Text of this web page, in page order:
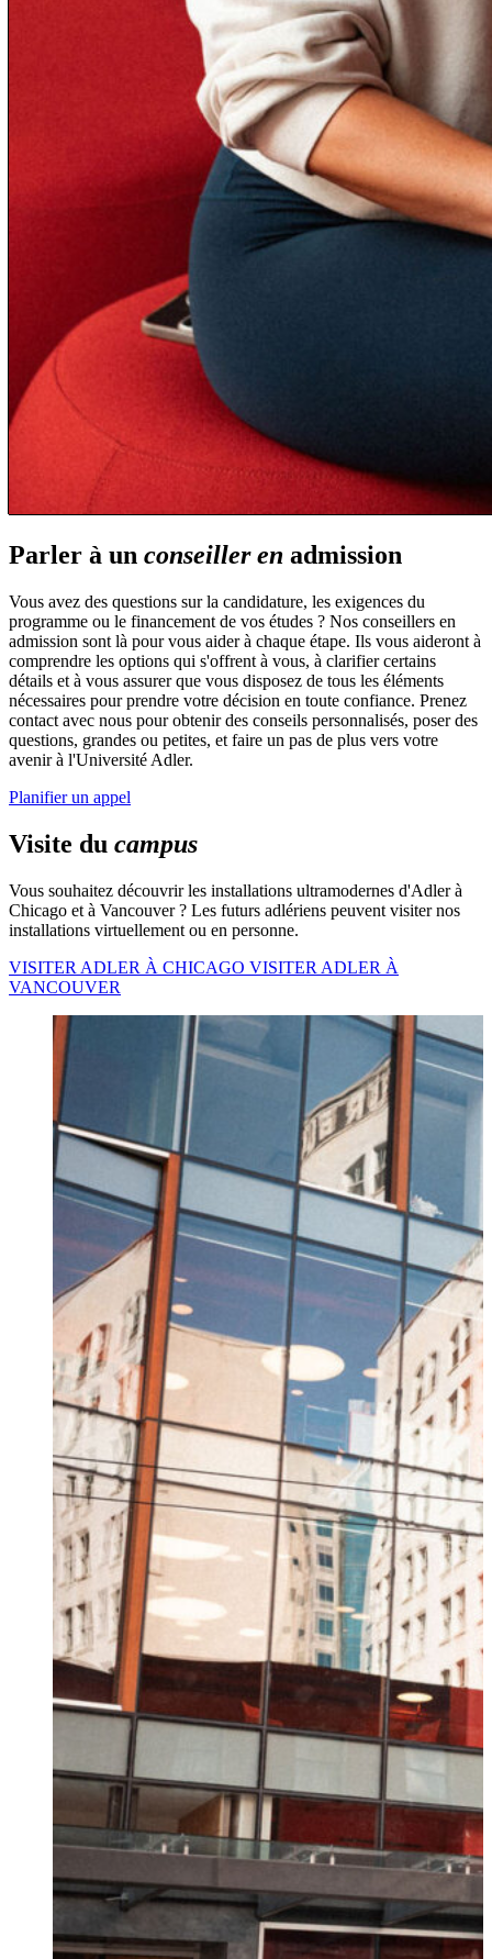
Parler à un conseiller en admission
Vous avez des questions sur la candidature, les exigences du
programme ou le financement de vos études ? Nos conseillers en
admission sont là pour vous aider à chaque étape. Ils vous aideront à
comprendre les options qui s'offrent à vous, à clarifier certains
détails et à vous assurer que vous disposez de tous les éléments
nécessaires pour prendre votre décision en toute confiance. Prenez
contact avec nous pour obtenir des conseils personnalisés, poser des
questions, grandes ou petites, et faire un pas de plus vers votre
avenir à l'Université Adler.
Planifier un appel
Visite du campus
Vous souhaitez découvrir les installations ultramodernes d'Adler à
Chicago et à Vancouver ? Les futurs adlériens peuvent visiter nos
installations virtuellement ou en personne.
VISITER ADLER À CHICAGO VISITER ADLER À
VANCOUVER